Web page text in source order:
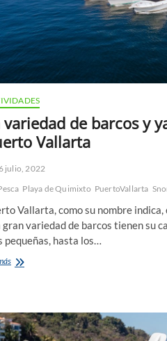
variedad de barcos y
Vallarta
julio, 2022
Playa de Quimixto PuertoVallarta
Vallarta, como su nombre
gran variedad de barcos tienen su
pequeñas, hasta los…
La
yates
en